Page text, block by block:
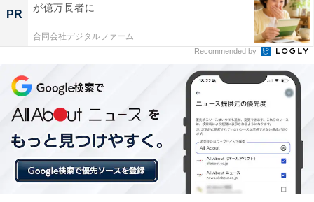
PR
が億万長者に
合同会社デジタルファーム
Recommended by